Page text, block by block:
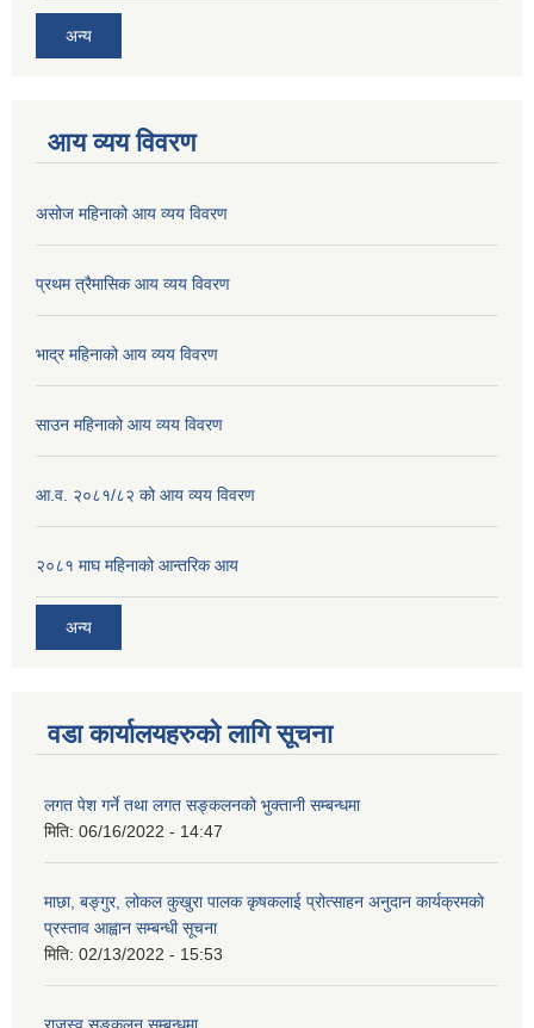
अन्य
आय व्यय विवरण
असोज महिनाको आय व्यय विवरण
प्रथम त्रैमासिक आय व्यय विवरण
भाद्र महिनाको आय व्यय विवरण
साउन महिनाको आय व्यय विवरण
आ.व. २०८१/८२ को आय व्यय विवरण
२०८१ माघ महिनाको आन्तरिक आय
अन्य
वडा कार्यालयहरुको लागि सूचना
लगत पेश गर्ने तथा लगत सङ्कलनको भुक्तानी सम्बन्धमा
मिति: 06/16/2022 - 14:47
माछा, बङ्गुर, लोकल कुखुरा पालक कृषकलाई प्रोत्साहन अनुदान कार्यक्रमको
प्रस्ताव आह्वान सम्बन्धी सूचना
मिति: 02/13/2022 - 15:53
राजस्व सङ्कलन सम्बन्धमा